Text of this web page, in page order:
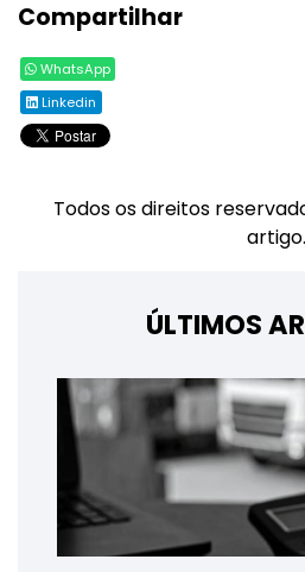
Compartilhar
WhatsApp
Linkedin
Todos os direitos
artigo.
ÚLTIMOS